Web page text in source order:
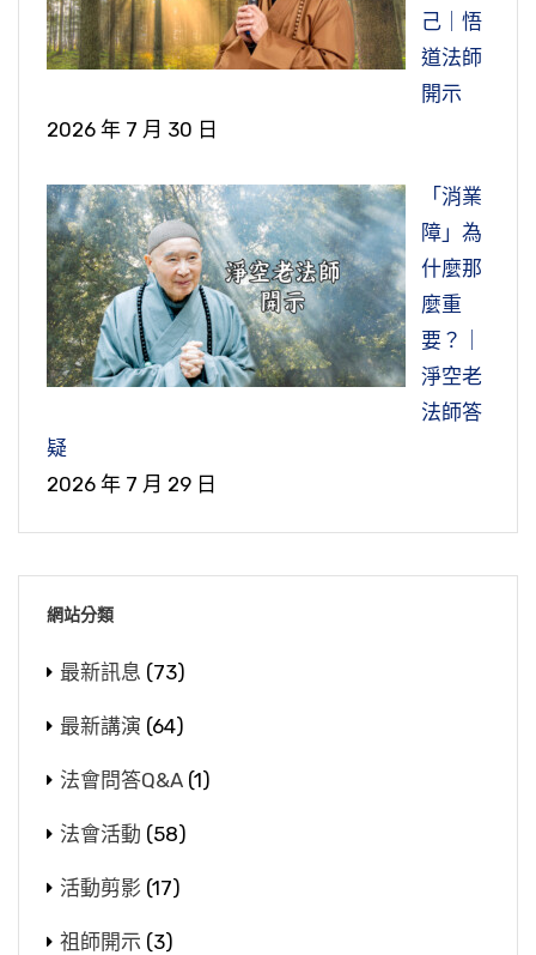
己｜悟
道法師
開示
2026 年 7 月 30 日
「消業
障」為
什麼那
麼重
要？｜
淨空老
法師答
疑
2026 年 7 月 29 日
網站分類
最新訊息 (73)
最新講演 (64)
法會問答Q&A (1)
法會活動 (58)
活動剪影 (17)
祖師開示 (3)